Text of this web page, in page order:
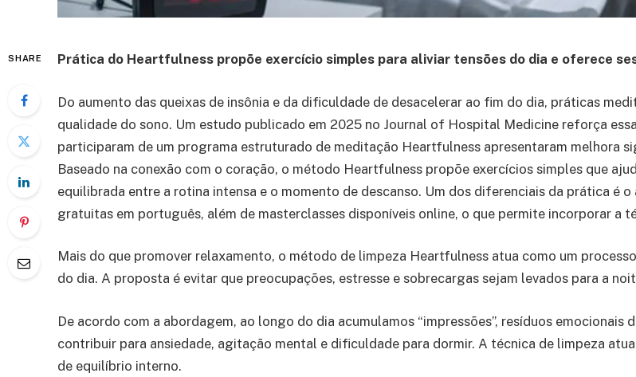
SHARE Prática do Heartfulness propõe exercício simples para aliviar tensões do dia e oferece
Do aumento das queixas de insônia e da dificuldade de desacelerar ao fim do dia, práticas
qualidade do sono. Um estudo publicado em 2025 no Journal of Hospital Medicine reforça
participaram de um programa estruturado de meditação Heartfulness apresentaram melhora
Baseado na conexão com o coração, o método Heartfulness propõe exercícios simples que
equilibrada entre a rotina intensa e o momento de descanso. Um dos diferenciais da prática é
gratuitas em português, além de masterclasses disponíveis online, o que permite incorporar a
Mais do que promover relaxamento, o método de limpeza Heartfulness atua como um
do dia. A proposta é evitar que preocupações, estresse e sobrecargas sejam levados para a
De acordo com a abordagem, ao longo do dia acumulamos “impressões”, resíduos emocionais
contribuir para ansiedade, agitação mental e dificuldade para dormir. A técnica de limpeza
de equilíbrio interno.